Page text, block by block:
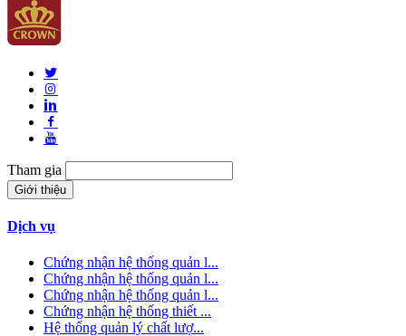
Tham gia
Giới thiệu
Dịch vụ
Chứng nhận hệ thống quản l...
Chứng nhận hệ thống quản l...
Chứng nhận hệ thống quản l...
Chứng nhận hệ thống thiết ...
Hệ thống quản lý chất lượ...